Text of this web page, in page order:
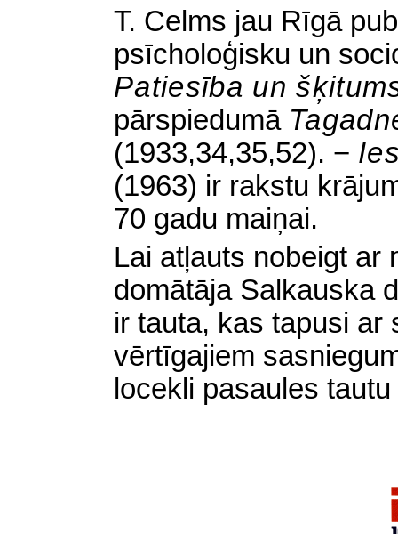
T. Celms jau Rīgā
psīcholoģisku un
Patiesība un
pārspiedumā
(1933,34,35,52). −
(1963) ir rakstu
70 gadu maiņai.
Lai atļauts nobeigt ar
domātāja Salkauska
ir tauta, kas tapusi ar
vērtīgajiem
locekli pasaules tautu